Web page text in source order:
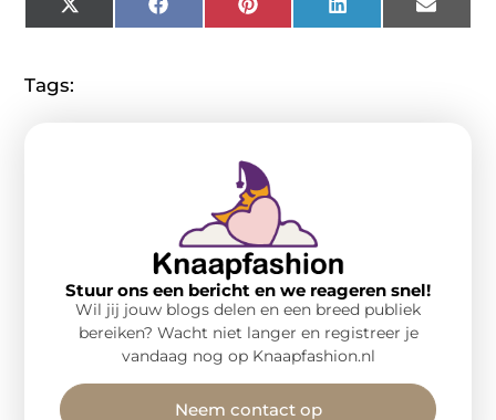
X
(Twitter)
FacebookPinterestLinkedInEmail
Tags:
Stuur ons een bericht en we reageren snel!
Wil jij jouw blogs delen en een breed publiek
bereiken? Wacht niet langer en registreer je
vandaag nog op Knaapfashion.nl
Neem contact op